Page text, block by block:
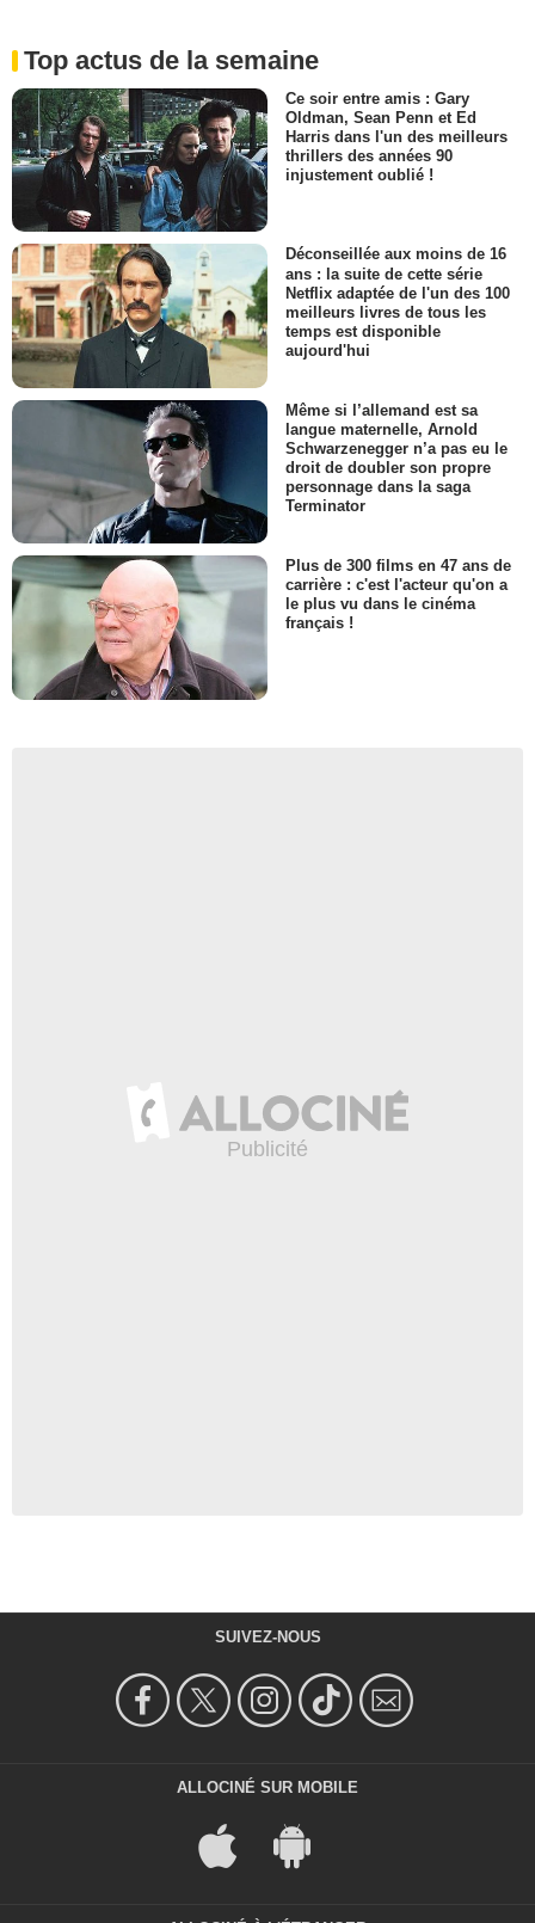
Top actus de la semaine
Ce soir entre amis : Gary
Oldman, Sean Penn et Ed
Harris dans l'un des meilleurs
thrillers des années 90
injustement oublié !
Déconseillée aux moins de 16
ans : la suite de cette série
Netflix adaptée de l'un des 100
meilleurs livres de tous les
temps est disponible
aujourd'hui
Même si l’allemand est sa
langue maternelle, Arnold
Schwarzenegger n’a pas eu le
droit de doubler son propre
personnage dans la saga
Terminator
Plus de 300 films en 47 ans de
carrière : c'est l'acteur qu'on a
le plus vu dans le cinéma
français !
SUIVEZ-NOUS
ALLOCINÉ SUR MOBILE